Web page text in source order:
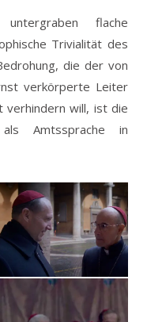
flache
Trivialität des
die der von
verkörperte Leiter
verhindern will, ist die
Amtssprache in